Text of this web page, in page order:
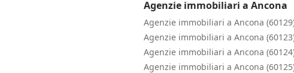
Agenzie immobiliari a Ancona
Agenzie immobiliari a Ancona
Agenzie immobiliari a Ancona
Agenzie immobiliari a Ancona
Agenzie immobiliari a Ancona